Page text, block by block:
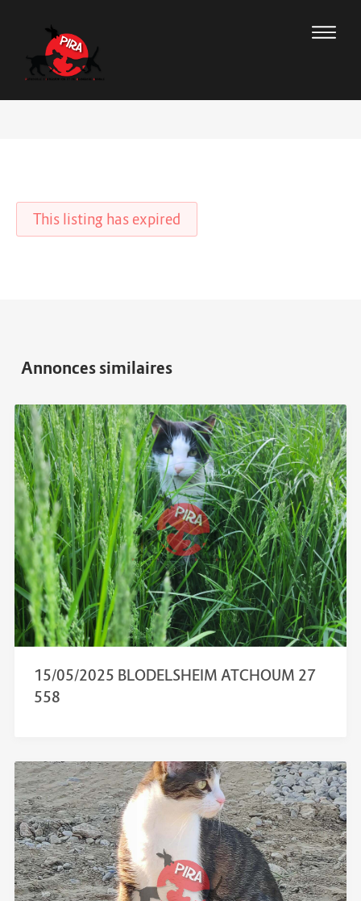
This listing has expired
15/05/2025 BLODELSHEIM ATCHOUM 27
558